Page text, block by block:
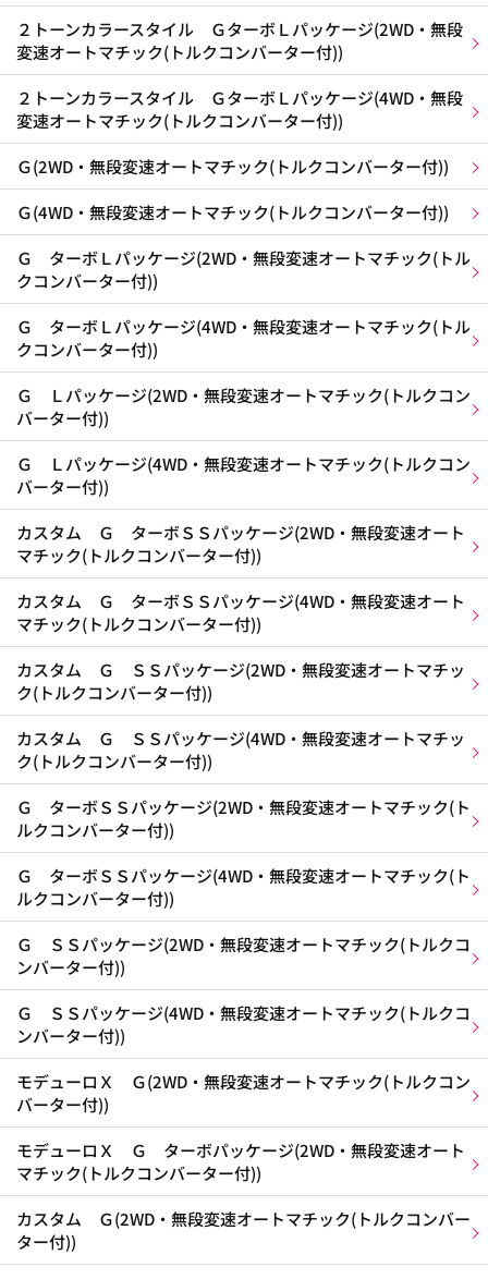
２トーンカラースタイル ＧターボＬパッケージ(2WD・無段
変速オートマチック(トルクコンバーター付))
２トーンカラースタイル ＧターボＬパッケージ(4WD・無段
変速オートマチック(トルクコンバーター付))
Ｇ(2WD・無段変速オートマチック(トルクコンバーター付))
Ｇ(4WD・無段変速オートマチック(トルクコンバーター付))
Ｇ ターボＬパッケージ(2WD・無段変速オートマチック(トル
クコンバーター付))
Ｇ ターボＬパッケージ(4WD・無段変速オートマチック(トル
クコンバーター付))
Ｇ Ｌパッケージ(2WD・無段変速オートマチック(トルクコン
バーター付))
Ｇ Ｌパッケージ(4WD・無段変速オートマチック(トルクコン
バーター付))
カスタム Ｇ ターボＳＳパッケージ(2WD・無段変速オート
マチック(トルクコンバーター付))
カスタム Ｇ ターボＳＳパッケージ(4WD・無段変速オート
マチック(トルクコンバーター付))
カスタム Ｇ ＳＳパッケージ(2WD・無段変速オートマチッ
ク(トルクコンバーター付))
カスタム Ｇ ＳＳパッケージ(4WD・無段変速オートマチッ
ク(トルクコンバーター付))
Ｇ ターボＳＳパッケージ(2WD・無段変速オートマチック(ト
ルクコンバーター付))
Ｇ ターボＳＳパッケージ(4WD・無段変速オートマチック(ト
ルクコンバーター付))
Ｇ ＳＳパッケージ(2WD・無段変速オートマチック(トルクコ
ンバーター付))
Ｇ ＳＳパッケージ(4WD・無段変速オートマチック(トルクコ
ンバーター付))
モデューロＸ Ｇ(2WD・無段変速オートマチック(トルクコン
バーター付))
モデューロＸ Ｇ ターボパッケージ(2WD・無段変速オート
マチック(トルクコンバーター付))
カスタム Ｇ(2WD・無段変速オートマチック(トルクコンバー
ター付))